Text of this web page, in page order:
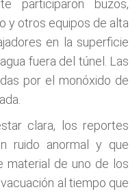
participaron buzos,
y otros equipos de alta
en la superficie
fuera del túnel. Las
por el monóxido de
clara, los reportes
ruido anormal y que
material de uno de los
al tiempo que